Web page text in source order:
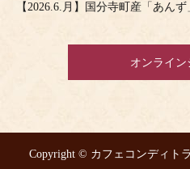
【2026.6.月】国分寺町産「あん
オンライン
Copyright © カフェコンディト